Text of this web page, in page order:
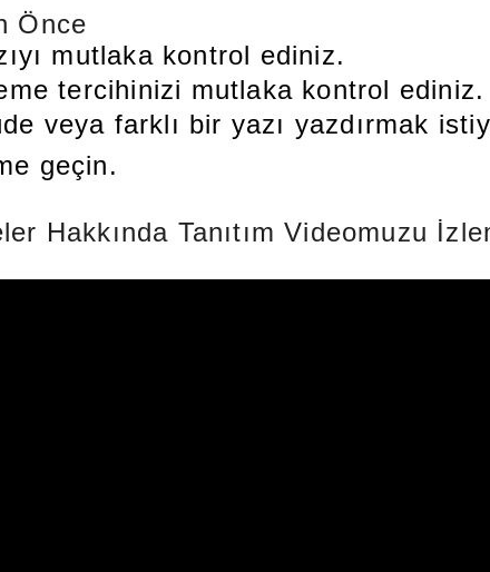
Önce
mutlaka kontrol ediniz.
tercihinizi mutlaka kontrol ediniz.
veya farklı bir yazı yazdırmak
geçin.
Hakkında Tanıtım Videomuzu